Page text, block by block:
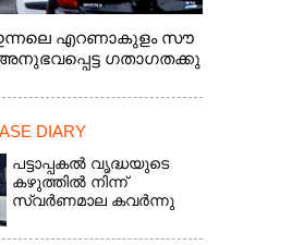
ഇന്നലെ എറണാകുളം സൗ
ഗതാഗതക്കു
DIARY
പട്ടാപ്പകൽ വൃദ്ധയുടെ
കഴുത്തിൽ നിന്ന്
സ്വർണമാല കവർന്നു